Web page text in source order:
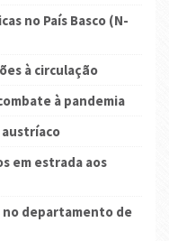
no País Basco (N-
à circulação
à pandemia
em estrada aos
departamento de